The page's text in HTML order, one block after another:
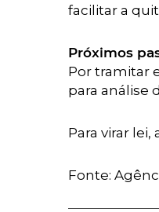
facilitar a
Próximos
Por tramitar
para análise
Para virar
Fonte: